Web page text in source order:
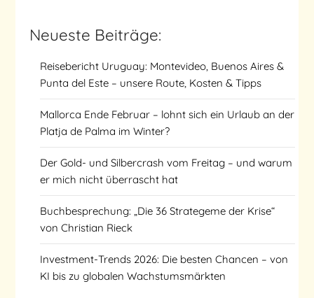
Neueste Beiträge:
Reisebericht Uruguay: Montevideo, Buenos Aires &
Punta del Este – unsere Route, Kosten & Tipps
Mallorca Ende Februar – lohnt sich ein Urlaub an der
Platja de Palma im Winter?
Der Gold- und Silbercrash vom Freitag – und warum
er mich nicht überrascht hat
Buchbesprechung: „Die 36 Strategeme der Krise“
von Christian Rieck
Investment-Trends 2026: Die besten Chancen – von
KI bis zu globalen Wachstumsmärkten